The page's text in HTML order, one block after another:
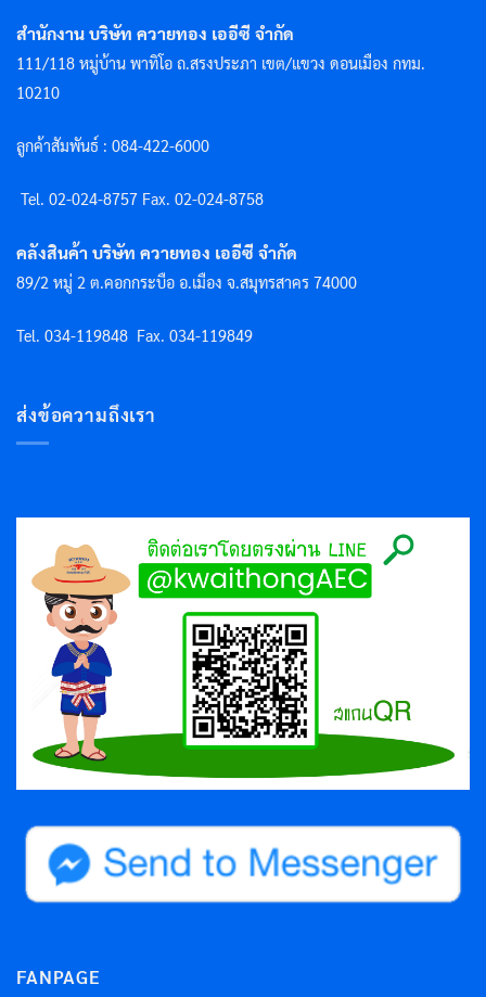
สำนักงาน บริษัท ควายทอง เออีซี จำกัด
111/118 หมู่บ้าน พาทิโอ ถ.สรงประภา เขต/แขวง ดอนเมือง กทม.
10210
ลูกค้าสัมพันธ์ : 084-422-6000
Tel. 02-024-8757 Fax. 02-024-8758
คลังสินค้า บริษัท ควายทอง เออีซี จำกัด
89/2 หมู่ 2 ต.คอกกระบือ อ.เมือง จ.สมุทรสาคร 74000
Tel. 034-119848 Fax. 034-119849
ส่งข้อความถึงเรา
FANPAGE